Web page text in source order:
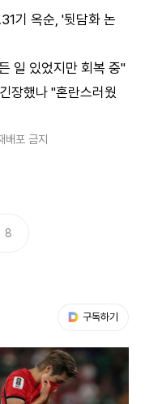
기 옥순, '뒷담화 논
일 있었지만 회복 중"
장했나 "혼란스러웠
포 금지
8
구독하기